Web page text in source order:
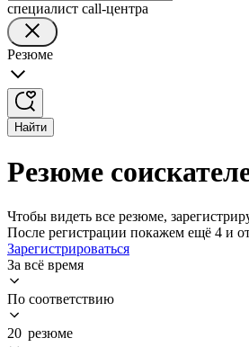
специалист call-центра
Резюме
Найти
Резюме
Чтобы видеть все резюме,
После регистрации покажем ещё 4 и
Зарегистрироваться
За всё время
По соответствию
20 резюме